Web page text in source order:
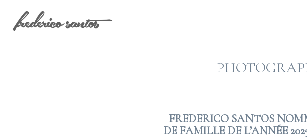
FREDERICO SANTOS
DE FAMILLE DE L’ANNÉE